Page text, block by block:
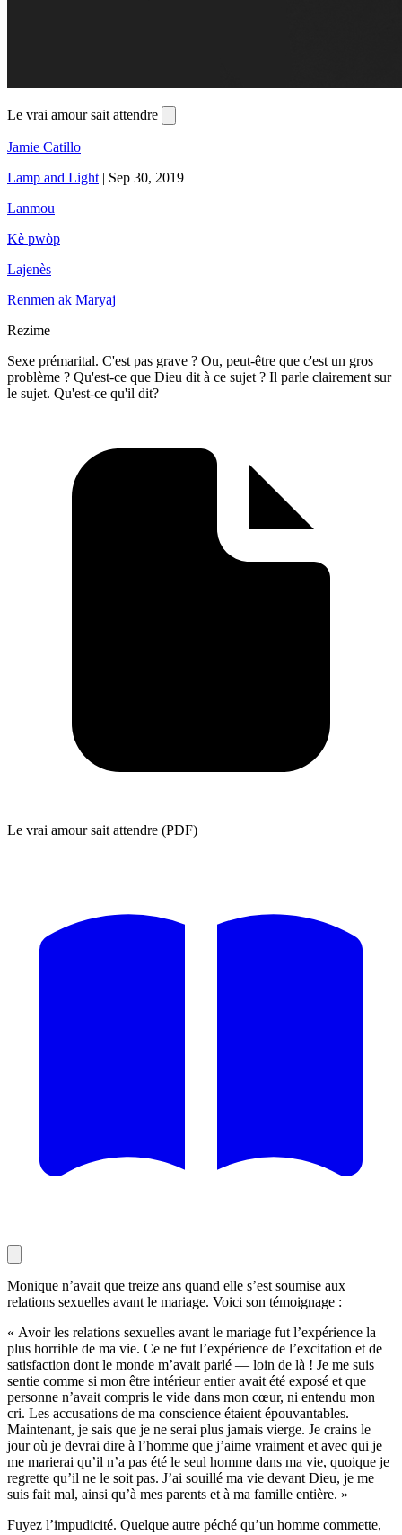
Le vrai amour sait attendre
Jamie Catillo
Lamp and Light | Sep 30, 2019
Lanmou
Kè pwòp
Lajenès
Renmen ak Maryaj
Rezime
Sexe prémarital. C'est pas grave ? Ou, peut-être que c'est un gros
problème ? Qu'est-ce que Dieu dit à ce sujet ? Il parle clairement sur
le sujet. Qu'est-ce qu'il dit?
Le vrai amour sait attendre (PDF)
Monique n’avait que treize ans quand elle s’est soumise aux
relations sexuelles avant le mariage. Voici son témoignage :
« Avoir les relations sexuelles avant le mariage fut l’expérience la
plus horrible de ma vie. Ce ne fut l’expérience de l’excitation et de
satisfaction dont le monde m’avait parlé — loin de là ! Je me suis
sentie comme si mon être intérieur entier avait été exposé et que
personne n’avait compris le vide dans mon cœur, ni entendu mon
cri. Les accusations de ma conscience étaient épouvantables.
Maintenant, je sais que je ne serai plus jamais vierge. Je crains le
jour où je devrai dire à l’homme que j’aime vraiment et avec qui je
me marierai qu’il n’a pas été le seul homme dans ma vie, quoique je
regrette qu’il ne le soit pas. J’ai souillé ma vie devant Dieu, je me
suis fait mal, ainsi qu’à mes parents et à ma famille entière. »
Fuyez l’impudicité. Quelque autre péché qu’un homme commette,